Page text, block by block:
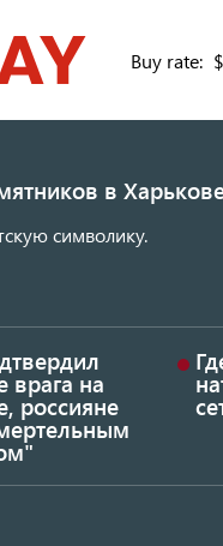
Buy rate:
в
символику.
врага на
россияне